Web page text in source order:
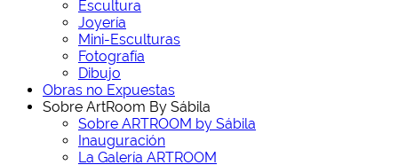
Escultura
Joyería
Mini-Esculturas
Fotografía
Dibujo
Obras no Expuestas
Sobre ArtRoom By Sábila
Sobre ARTROOM by Sábila
Inauguración
La Galería ARTROOM